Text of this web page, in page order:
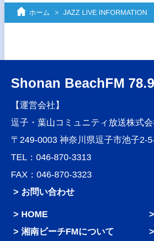
ホーム JAZZ LIVE INFORMATION
Shonan BeachFM 78.9
【運営会社】
逗子・葉山コミュニティ放送株式
〒249-0003 神奈川県逗子市池子2-
TEL：046-870-3313
FAX：046-870-3323
> お問い合わせ
HOME
湘南ビーチFMについて